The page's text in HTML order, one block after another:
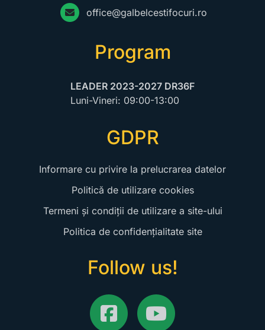
office@galbelcestifocuri.ro
Program
LEADER 2023-2027 DR36F
Luni-Vineri: 09:00-13:00
GDPR
Informare cu privire la prelucrarea datelor
Politică de utilizare cookies
Termeni și condiții de utilizare a site-ului
Politica de confidențialitate site
Follow us!